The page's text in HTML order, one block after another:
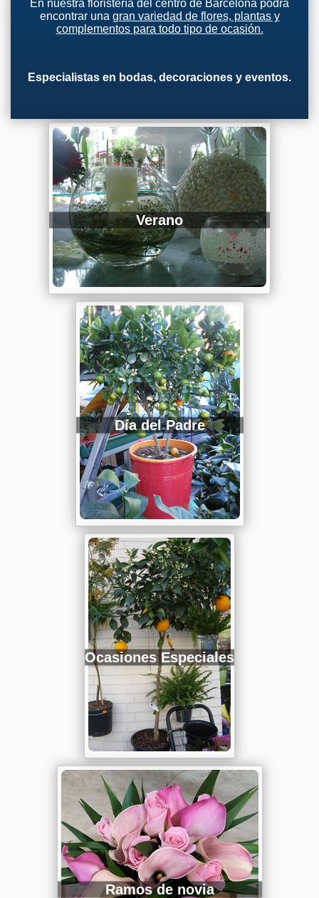
En nuestra floristería del centro de Barcelona podrá
encontrar una gran variedad de flores, plantas y
complementos para todo tipo de ocasión.
Especialistas en bodas, decoraciones y eventos.
Verano
Día del Padre
Ocasiones Especiales
Ramos de novia